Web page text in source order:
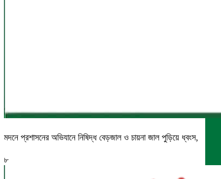
মদনে প্রশাসনের অভিযানে নিষিদ্ধ বেড়জাল ও চায়না জাল পুড়িয়ে ধ্বংস,
৮